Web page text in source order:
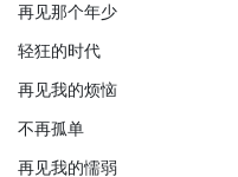
再见那个年少
轻狂的时代
再见我的烦恼
不再孤单
再见我的懦弱